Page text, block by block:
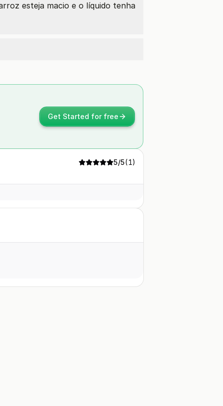
esteja macio e o líquido tenha
Get Started for free
5/5(1)